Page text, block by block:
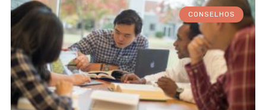
CONSELHOS